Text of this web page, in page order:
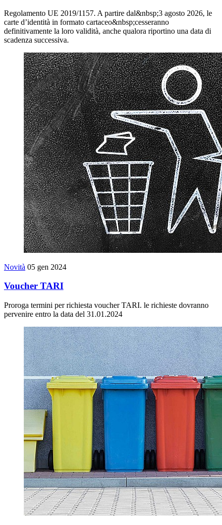
Regolamento UE 2019/1157. A partire dal&nbsp;3 agosto 2026, le
carte d’identità in formato cartaceo&nbsp;cesseranno
definitivamente la loro validità, anche qualora riportino una data di
scadenza successiva.
Novità 05 gen 2024
Voucher TARI
Proroga termini per richiesta voucher TARI. le richieste dovranno
pervenire entro la data del 31.01.2024